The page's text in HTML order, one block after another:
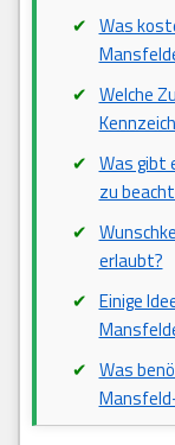
Was
Welche
Was gibt
zu
erlaubt?
Einige
Was